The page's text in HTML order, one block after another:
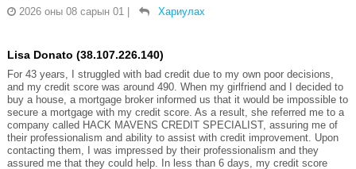
2026 оны 08 сарын 01
Хариулах
Lisa Donato (38.107.226.140)
For 43 years, I struggled with bad credit due to my own poor decisions,
and my credit score was around 490. When my girlfriend and I decided to
buy a house, a mortgage broker informed us that it would be impossible to
secure a mortgage with my credit score. As a result, she referred me to a
company called HACK MAVENS CREDIT SPECIALIST, assuring me of
their professionalism and ability to assist with credit improvement. Upon
contacting them, I was impressed by their professionalism and they
assured me that they could help. In less than 6 days, my credit score